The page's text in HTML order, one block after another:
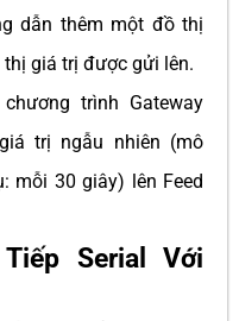
dẫn thêm một đồ thị
thị giá trị được gửi lên.
trình Gateway
trị ngẫu nhiên (mô
mỗi 30 giây) lên Feed
Serial Với